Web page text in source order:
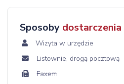
Sposoby dostarczenia
Wizyta w urzędzie
Listownie, drogą pocztową
Faxem